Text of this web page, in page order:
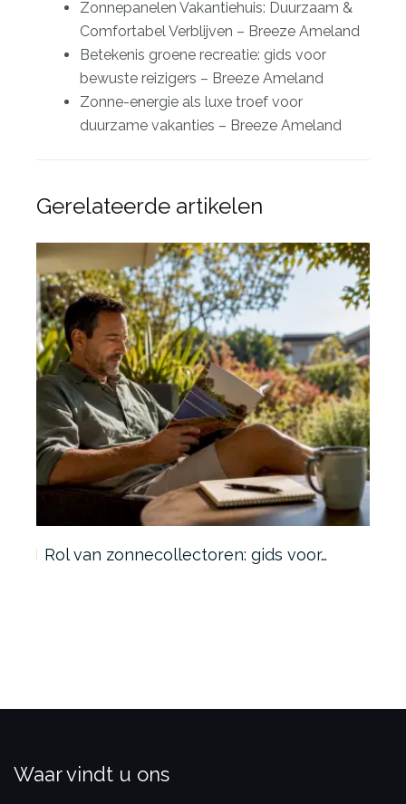
Zonnepanelen Vakantiehuis: Duurzaam &
Comfortabel Verblijven – Breeze Ameland
Betekenis groene recreatie: gids voor
bewuste reizigers – Breeze Ameland
Zonne-energie als luxe troef voor
duurzame vakanties – Breeze Ameland
Gerelateerde artikelen
Rol van zonnecollectoren: gids voor…
Waar vindt u ons